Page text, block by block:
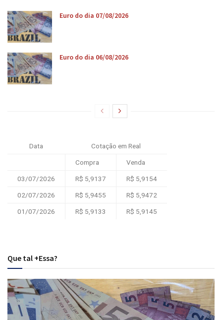
Euro do dia 07/08/2026
Euro do dia 06/08/2026
Data Cotação em Real
Compra Venda
03/07/2026 R$ 5,9137 R$ 5,9154
02/07/2026 R$ 5,9455 R$ 5,9472
01/07/2026 R$ 5,9133 R$ 5,9145
Que tal +Essa?